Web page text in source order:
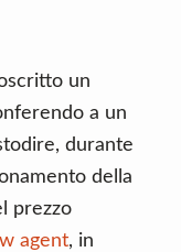
un
a un
durante
della
prezzo
agent, in